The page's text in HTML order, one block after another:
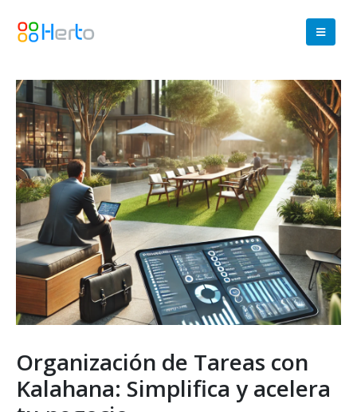
Organización de Tareas con
Kalahana: Simplifica y acelera